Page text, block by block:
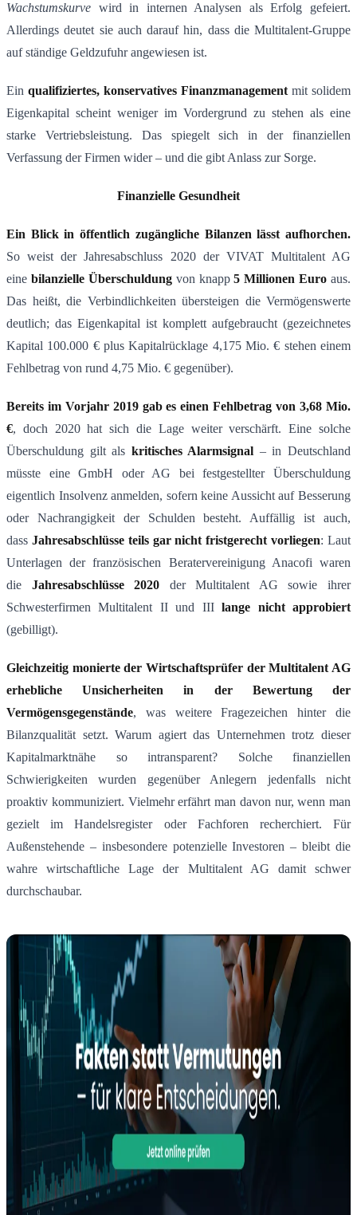
Wachstumskurve wird in internen Analysen als Erfolg gefeiert​.
Allerdings deutet sie auch darauf hin, dass die Multitalent-Gruppe
auf ständige Geldzufuhr angewiesen ist.
Ein qualifiziertes, konservatives Finanzmanagement mit solidem
Eigenkapital scheint weniger im Vordergrund zu stehen als eine
starke Vertriebsleistung. Das spiegelt sich in der finanziellen
Verfassung der Firmen wider – und die gibt Anlass zur Sorge.
Finanzielle Gesundheit
Ein Blick in öffentlich zugängliche Bilanzen lässt aufhorchen.
So weist der Jahresabschluss 2020 der VIVAT Multitalent AG
eine bilanzielle Überschuldungvon knapp5 Millionen Euro aus​.
Das heißt, die Verbindlichkeiten übersteigen die Vermögenswerte
deutlich; das Eigenkapital ist komplett aufgebraucht (gezeichnetes
Kapital 100.000 € plus Kapitalrücklage 4,175 Mio. € stehen einem
Fehlbetrag von rund 4,75 Mio. € gegenüber)​.
Bereits im Vorjahr 2019 gab es einen Fehlbetrag von 3,68 Mio.
€, doch 2020 hat sich die Lage weiter verschärft​. Eine solche
Überschuldung gilt als kritisches Alarmsignal – in Deutschland
müsste eine GmbH oder AG bei festgestellter Überschuldung
eigentlich Insolvenz anmelden, sofern keine Aussicht auf Besserung
oder Nachrangigkeit der Schulden besteht. Auffällig ist auch,
dass Jahresabschlüsse teils gar nicht fristgerecht vorliegen: Laut
Unterlagen der französischen Beratervereinigung Anacofi waren
die Jahresabschlüsse 2020 der Multitalent AG sowie ihrer
Schwesterfirmen Multitalent II und IIIlange nicht approbiert
(gebilligt)​.
Gleichzeitig monierte der Wirtschaftsprüfer der Multitalent AG
erhebliche Unsicherheiten in der Bewertung der
Vermögensgegenstände, was weitere Fragezeichen hinter die
Bilanzqualität setzt​. Warum agiert das Unternehmen trotz dieser
Kapitalmarktnähe so intransparent? Solche finanziellen
Schwierigkeiten wurden gegenüber Anlegern jedenfalls nicht
proaktiv kommuniziert. Vielmehr erfährt man davon nur, wenn man
gezielt im Handelsregister oder Fachforen recherchiert. Für
Außenstehende – insbesondere potenzielle Investoren – bleibt die
wahre wirtschaftliche Lage der Multitalent AG damit schwer
durchschaubar.